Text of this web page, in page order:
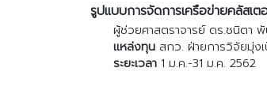
รูปแบบการจัดการเครือข่ายคลัสเ
ผู้ช่วยศาสตราจารย์ ดร.ชนิต
แหล่งทุนสกว. ฝ่ายการวิจัยมุ่งเ
ระยะเวลา1 ม.ค.-31 ม.ค. 2562